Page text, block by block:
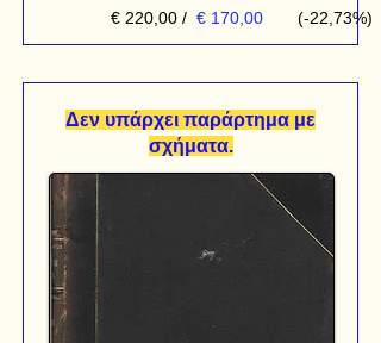
€ 220,00 / € 170,00 (-22,73%)
Δεν υπάρχει παράρτημα με
σχήματα.